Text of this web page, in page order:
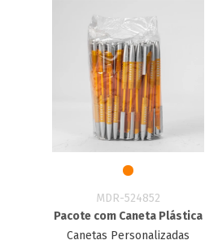
MDR-524852
Pacote com Caneta Plástica
Canetas Personalizadas